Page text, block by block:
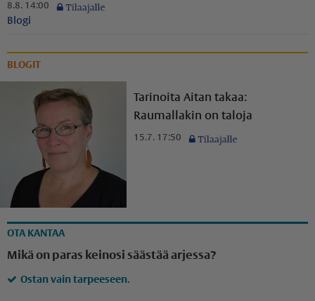
8.8. 14:00
Blogi
BLOGIT
Tarinoita Aitan takaa:
Raumallakin on taloja
15.7. 17:50
OTA KANTAA
Mikä on paras keinosi säästää arjessa?
Ostan vain tarpeeseen.